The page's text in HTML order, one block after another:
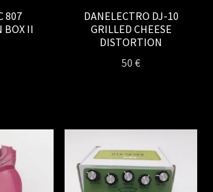
807
BOX II
DANELECTRO DJ-10
GRILLED CHEESE
DISTORTION
50€